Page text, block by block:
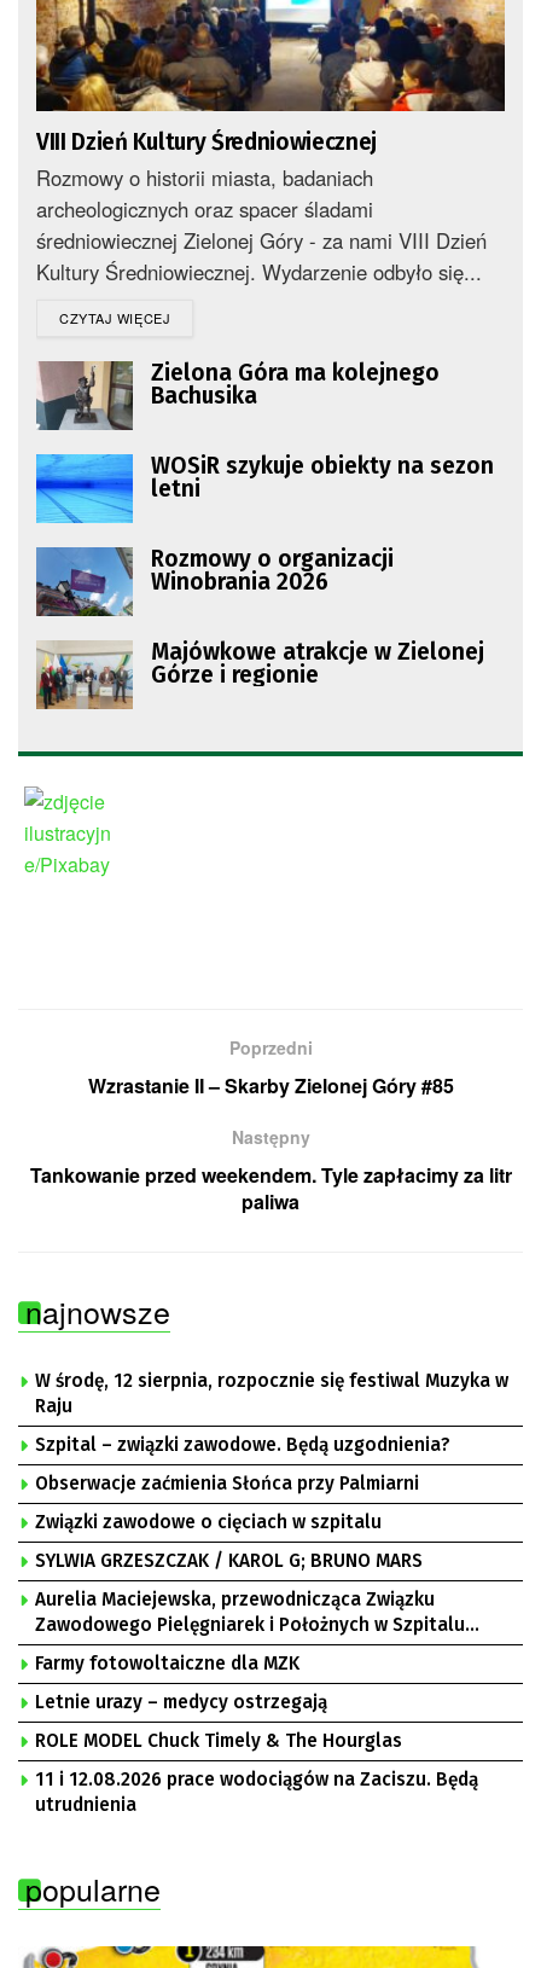
VIII Dzień Kultury Średniowiecznej
Rozmowy o historii miasta, badaniach
archeologicznych oraz spacer śladami
średniowiecznej Zielonej Góry - za nami VIII Dzień
Kultury Średniowiecznej. Wydarzenie odbyło się...
CZYTAJ WIĘCEJ
Zielona Góra ma kolejnego
Bachusika
WOSiR szykuje obiekty na sezon
letni
Rozmowy o organizacji
Winobrania 2026
Majówkowe atrakcje w Zielonej
Górze i regionie
Poprzedni
Wzrastanie II – Skarby Zielonej Góry #85
Następny
Tankowanie przed weekendem. Tyle zapłacimy za litr
paliwa
najnowsze
W środę, 12 sierpnia, rozpocznie się festiwal Muzyka w
Raju
Szpital – związki zawodowe. Będą uzgodnienia?
Obserwacje zaćmienia Słońca przy Palmiarni
Związki zawodowe o cięciach w szpitalu
SYLWIA GRZESZCZAK / KAROL G; BRUNO MARS
Aurelia Maciejewska, przewodnicząca Związku
Zawodowego Pielęgniarek i Położnych w Szpitalu
Uniwersyteckim w Zielonej Górze, Bogusław
Motowidełko, przewodniczący Zarządu Regionu NSZZ
„Solidarność” Zielona Góra
Farmy fotowoltaiczne dla MZK
Letnie urazy – medycy ostrzegają
ROLE MODEL Chuck Timely & The Hourglas
11 i 12.08.2026 prace wodociągów na Zaciszu. Będą
utrudnienia
popularne